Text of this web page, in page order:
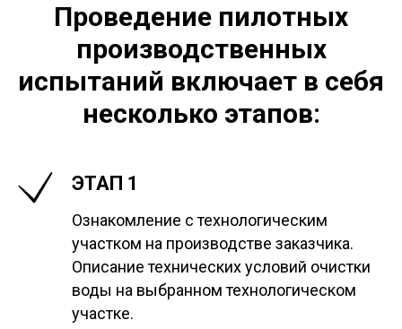
Проведение пилотных
производственных
испытаний включает в себя
несколько этапов:
ЭТАП 1
Ознакомление с технологическим
участком на производстве заказчика.
Описание технических условий очистки
воды на выбранном технологическом
участке.